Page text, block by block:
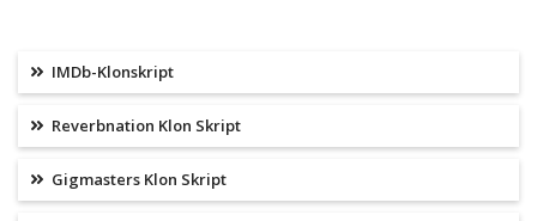
IMDb-Klonskript
Reverbnation Klon Skript
Gigmasters Klon Skript